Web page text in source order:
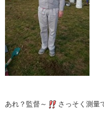
あれ？監督～ さっそく測量